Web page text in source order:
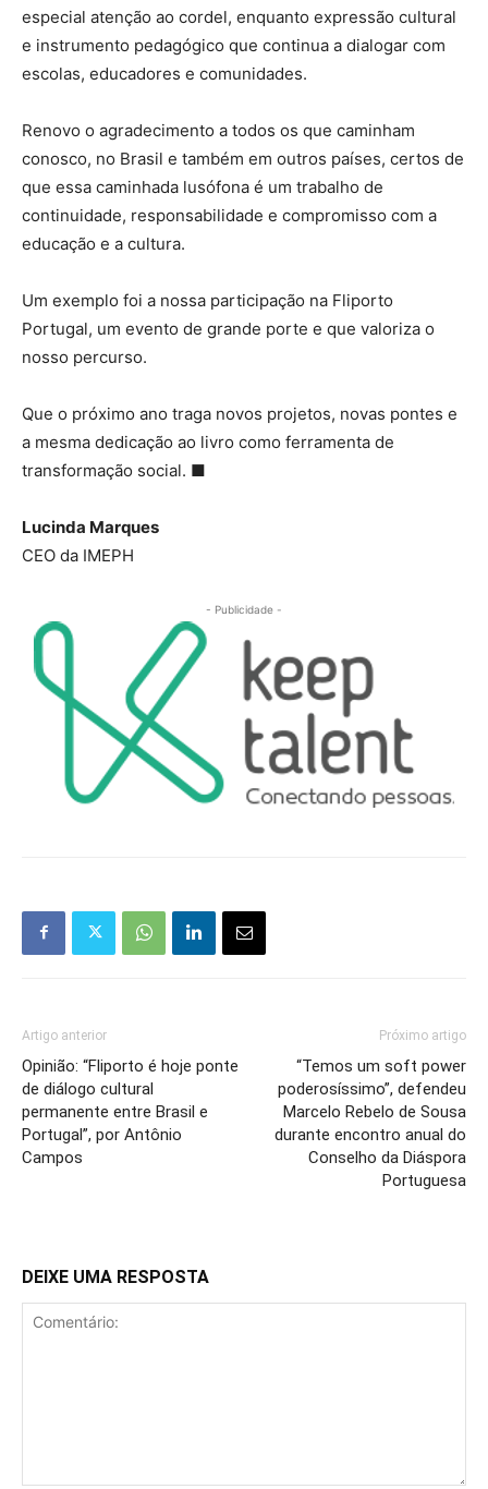
especial atenção ao cordel, enquanto expressão cultural
e instrumento pedagógico que continua a dialogar com
escolas, educadores e comunidades.
Renovo o agradecimento a todos os que caminham
conosco, no Brasil e também em outros países, certos de
que essa caminhada lusófona é um trabalho de
continuidade, responsabilidade e compromisso com a
educação e a cultura.
Um exemplo foi a nossa participação na Fliporto
Portugal, um evento de grande porte e que valoriza o
nosso percurso.
Que o próximo ano traga novos projetos, novas pontes e
a mesma dedicação ao livro como ferramenta de
transformação social. ■
Lucinda Marques
CEO da IMEPH
- Publicidade -
Artigo anterior
Opinião: “Fliporto é hoje ponte
de diálogo cultural
permanente entre Brasil e
Portugal”, por Antônio
Campos
Próximo artigo
“Temos um soft power
poderosíssimo”, defendeu
Marcelo Rebelo de Sousa
durante encontro anual do
Conselho da Diáspora
Portuguesa
DEIXE UMA RESPOSTA